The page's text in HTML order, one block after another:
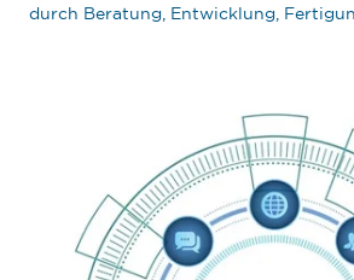
durch Beratung, Entwicklung,